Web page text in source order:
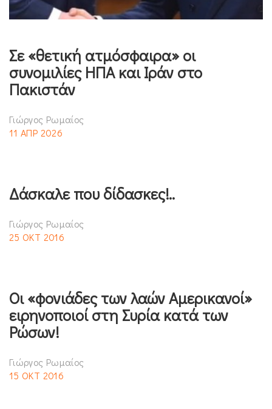
Σε «θετική ατμόσφαιρα» οι
συνομιλίες ΗΠΑ και Ιράν στο
Πακιστάν
Γιώργος Ρωμαίος
11 ΑΠΡ 2026
Δάσκαλε που δίδασκες!..
Γιώργος Ρωμαίος
25 ΟΚΤ 2016
Οι «φονιάδες των λαών Αμερικανοί»
ειρηνοποιοί στη Συρία κατά των
Ρώσων!
Γιώργος Ρωμαίος
15 ΟΚΤ 2016